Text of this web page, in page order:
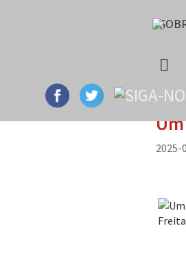
2025-